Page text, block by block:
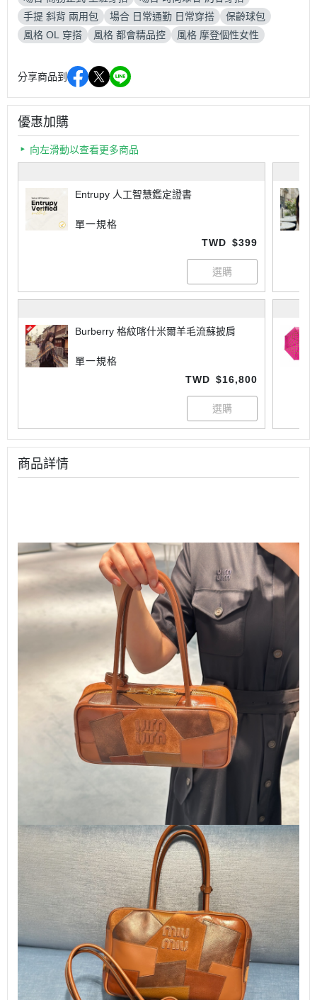
手提 斜背 兩用包
場合 日常通勤 日常穿搭
保齡球包
風格 OL 穿搭
風格 都會精品控 風格 摩登個性女性
分享商品到
優惠加購
向左滑動以查看更多商品
Entrupy 人工智慧鑑定證書
單一規格
TWD $399
Burberry 格紋喀什米爾羊毛流蘇披肩
單一規格
TWD $16,800
商品詳情